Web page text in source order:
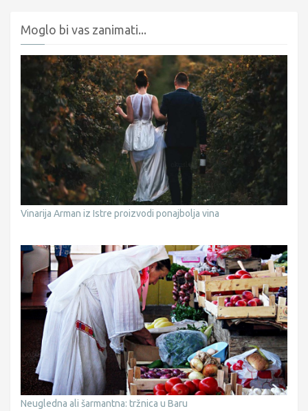
Moglo bi vas zanimati...
Vinarija Arman iz Istre proizvodi ponajbolja vina
Neugledna ali šarmantna: tržnica u Baru